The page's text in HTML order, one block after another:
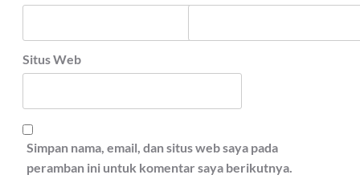
Situs Web
Simpan nama, email, dan situs web saya pada
peramban ini untuk komentar saya berikutnya.